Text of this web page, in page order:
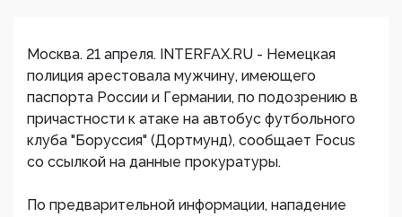
Москва. 21 апреля. INTERFAX.RU - Немецкая
полиция арестовала мужчину, имеющего
паспорта России и Германии, по подозрению в
причастности к атаке на автобус футбольного
клуба "Боруссия" (Дортмунд), сообщает Focus
со ссылкой на данные прокуратуры.
По предварительной информации, нападение